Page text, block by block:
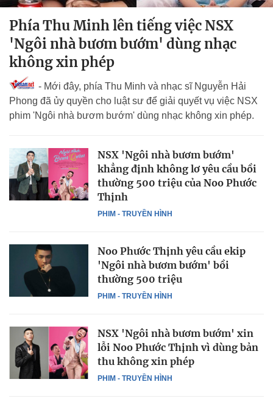
Phía Thu Minh lên tiếng việc NSX
'Ngôi nhà bươm bướm' dùng nhạc
không xin phép
- Mới đây, phía Thu Minh và nhạc sĩ Nguyễn Hải
Phong đã ủy quyền cho luật sư để giải quyết vụ việc NSX
phim 'Ngôi nhà bươm bướm' dùng nhạc không xin phép.
PHIM - TRUYỀN HÌNH
NSX 'Ngôi nhà bươm bướm'
khẳng định không lơ yêu cầu bồi
thường 500 triệu của Noo Phước
Thịnh
PHIM - TRUYỀN HÌNH
Noo Phước Thịnh yêu cầu ekip
'Ngôi nhà bươm bướm' bồi
thường 500 triệu
PHIM - TRUYỀN HÌNH
NSX 'Ngôi nhà bươm bướm' xin
lỗi Noo Phước Thịnh vì dùng bản
thu không xin phép